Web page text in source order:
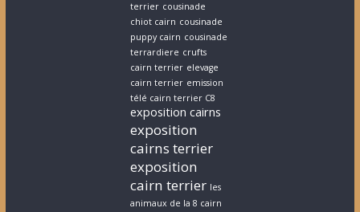
terrier cousinade
chiot cairn cousinade
puppy cairn cousinade
terrardiere crufts
cairn terrier elevage
cairn terrier emission
télé cairn terrier C8
exposition cairns
exposition
cairns terrier
exposition
cairn terrier les
animaux de la 8 cairn